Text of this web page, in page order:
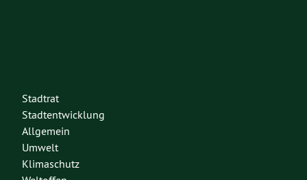
Stadtrat
Stadtentwicklung
Allgemein
Umwelt
Klimaschutz